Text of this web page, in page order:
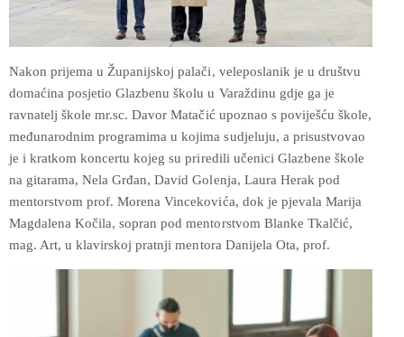
Nakon prijema u Županijskoj palači, veleposlanik je u društvu
domaćina posjetio Glazbenu školu u Varaždinu gdje ga je
ravnatelj škole mr.sc. Davor Matačić upoznao s poviješću škole,
međunarodnim programima u kojima sudjeluju, a prisustvovao
je i kratkom koncertu kojeg su priredili učenici Glazbene škole
na gitarama, Nela Grđan, David Golenja, Laura Herak pod
mentorstvom prof. Morena Vincekovića, dok je pjevala Marija
Magdalena Kočila, sopran pod mentorstvom Blanke Tkalčić,
mag. Art, u klavirskoj pratnji mentora Danijela Ota, prof.